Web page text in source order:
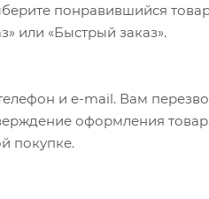
понравившийся
или «Быстрый заказ».
и e-mail. Вам
оформления
покупке.